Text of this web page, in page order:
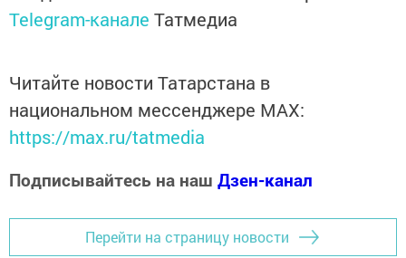
Telegram-канале Татмедиа
Читайте новости Татарстана в
национальном мессенджере MАХ:
https://max.ru/tatmedia
Подписывайтесь на наш Дзен-канал
Перейти на страницу новости